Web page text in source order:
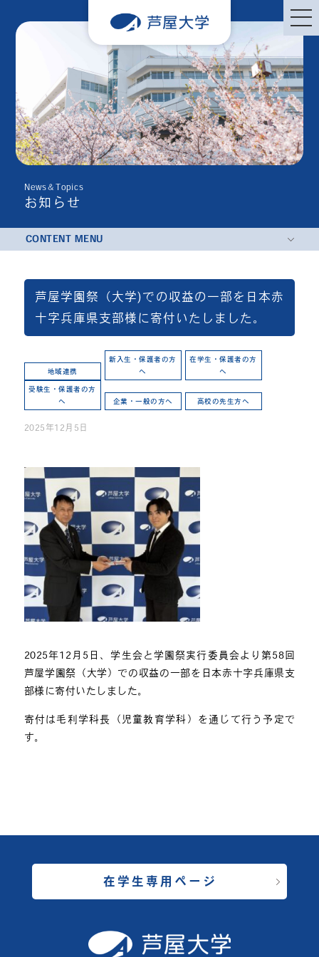
News＆Topics
お知らせ
CONTENT MENU
芦屋学園祭（大学)での収益の一部を日本赤
十字兵庫県支部様に寄付いたしました。
地域連携
新入生・保護者の方
へ
在学生・保護者の方
へ
受験生・保護者の方
へ
企業・一般の方へ 高校の先生方へ
2025年12月5日
2025年12月5日、学生会と学園祭実行委員会より第58回
芦屋学園祭（大学）での収益の一部を日本赤十字兵庫県支
部様に寄付いたしました。
寄付は毛利学科長（児童教育学科）を通じて行う予定で
す。
在学生専用ページ